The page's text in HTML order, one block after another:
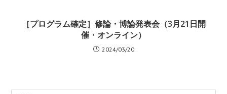
［プログラム確定］修論・博論発表会（3月21日開
催・オンライン）
2024/03/20